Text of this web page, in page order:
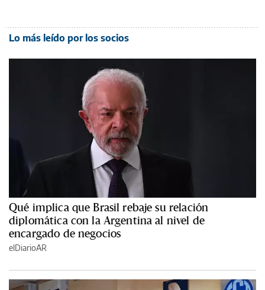
Lo más leído por los socios
Qué implica que Brasil rebaje su relación
diplomática con la Argentina al nivel de
encargado de negocios
elDiarioAR